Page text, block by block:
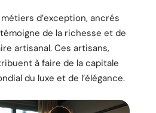
d’exception, ancrés
de la richesse et de
artisanal. Ces artisans,
à faire de la capitale
du luxe et de l’élégance.